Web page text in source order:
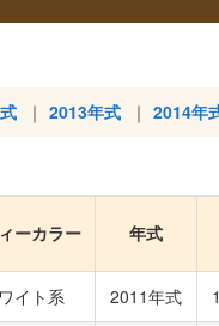
2013年式 2014年
ーカラー 年式
イト系 2011年式